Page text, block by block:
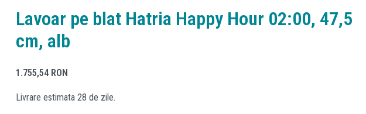
Lavoar pe blat Hatria Happy Hour 02:00, 47,5
cm, alb
1.755,54 RON
Livrare estimata 28 de zile.